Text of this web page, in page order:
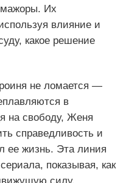
мажоры. Их
влияние и
какое решение
не ломается —
в
на свободу, Женя
справедливость и
ее жизнь. Эта линия
показывая, как